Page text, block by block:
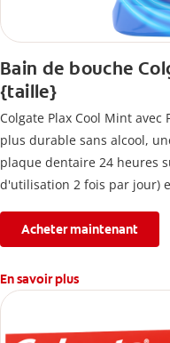
Bain de bouche
{taille}
Colgate Plax Cool Mint
plus durable sans alcool,
plaque dentaire 24 heures
d'utilisation 2 fois par jour)
Acheter maintenant
En savoir plus